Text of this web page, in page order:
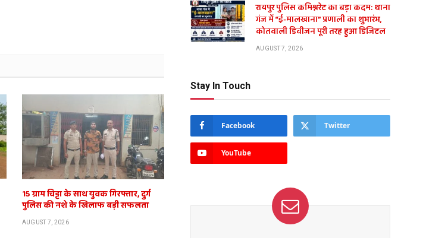
15 ग्राम चिट्टा के साथ युवक गिरफ्तार, दुर्ग
पुलिस की नशे के खिलाफ बड़ी सफलता
AUGUST 7, 2026
रायपुर पुलिस कमिश्नरेट का बड़ा कदम: थाना
गंज में “ई-मालखाना” प्रणाली का शुभारंभ,
कोतवाली डिवीजन पूरी तरह हुआ डिजिटल
AUGUST 7, 2026
Stay In Touch
Facebook Twitter
YouTube